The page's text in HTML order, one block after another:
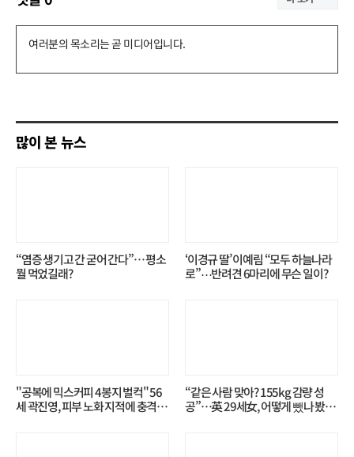
댓
기
많이 본 뉴스
“염증 생기고 간 굳어 간다”… 평소
뭘 먹었길래?
‘이경규 딸’ 이예림 “모두 하늘나라
로”⋯반려견 6마리에 무슨 일이?
"공복에 믹스커피 4봉지 벌컥" 56
세 곽진영, 피부 노화 지적에 충격…
“같은 사람 맞아? 155kg 감량 성
공”…英 29세女, 어떻게 뺐나 봤더